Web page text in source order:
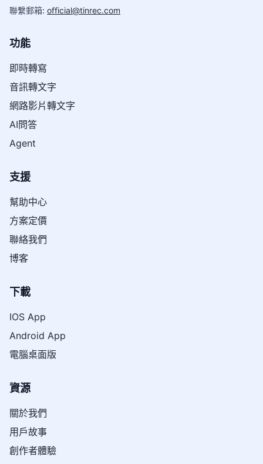
聯繫郵箱: official@tinrec.com
功能
即時轉寫
音訊轉文字
網路影片轉文字
AI問答
Agent
支援
幫助中心
方案定價
聯絡我們
博客
下載
IOS App
Android App
電腦桌面版
資源
關於我們
用戶故事
創作者體驗